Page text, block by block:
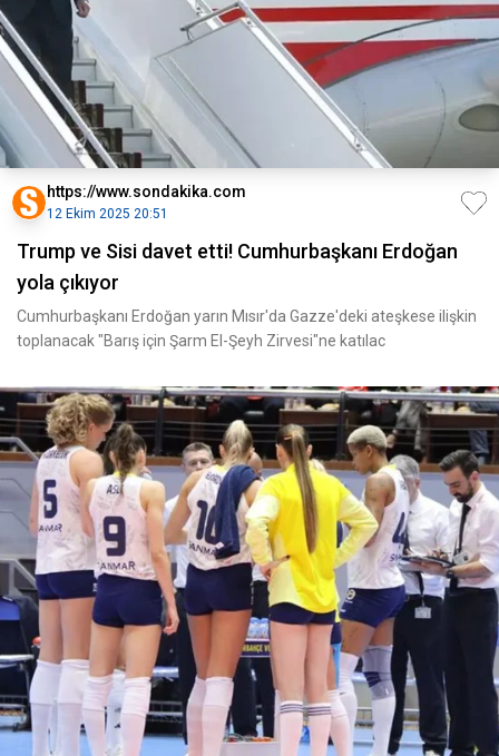
https://www.sondakika.com
12 Ekim 2025 20:51
Trump ve Sisi davet etti! Cumhurbaşkanı Erdoğan
yola çıkıyor
Cumhurbaşkanı Erdoğan yarın Mısır'da Gazze'deki ateşkese ilişkin
toplanacak "Barış için Şarm El-Şeyh Zirvesi"ne katılac